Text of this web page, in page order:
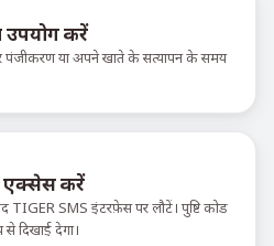
उपयोग करें
पंजीकरण या अपने खाते के सत्यापन के समय
एक्सेस करें
TIGER SMS इंटरफ़ेस पर लौटें। पुष्टि कोड
दिखाई देगा।